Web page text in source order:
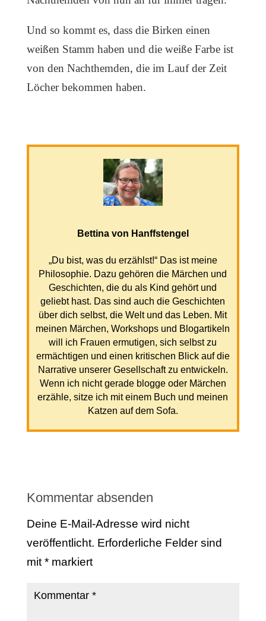
Und so kommt es, dass die Birken einen
weißen Stamm haben und die weiße Farbe ist
von den Nachthemden, die im Lauf der Zeit
Löcher bekommen haben.
Bettina von Hanffstengel
„Du bist, was du erzählst!“ Das ist meine
Philosophie. Dazu gehören die Märchen und
Geschichten, die du als Kind gehört und
geliebt hast. Das sind auch die Geschichten
über dich selbst, die Welt und das Leben. Mit
meinen Märchen, Workshops und Blogartikeln
will ich Frauen ermutigen, sich selbst zu
ermächtigen und einen kritischen Blick auf die
Narrative unserer Gesellschaft zu entwickeln.
Wenn ich nicht gerade blogge oder Märchen
erzähle, sitze ich mit einem Buch und meinen
Katzen auf dem Sofa.
Kommentar absenden
Deine E-Mail-Adresse wird nicht
veröffentlicht. Erforderliche Felder sind
mit *markiert